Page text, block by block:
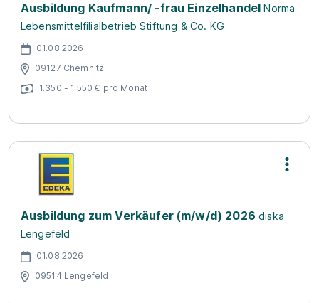
Ausbildung Kaufmann/ -frau Einzelhandel Norma
Lebensmittelfilialbetrieb Stiftung & Co. KG
01.08.2026
09127 Chemnitz
1.350 - 1.550 € pro Monat
Ausbildung zum Verkäufer (m/w/d) 2026 diska
Lengefeld
01.08.2026
09514 Lengefeld